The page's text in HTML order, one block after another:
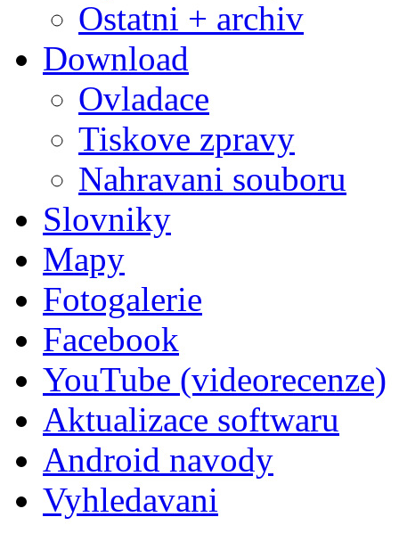
Ostatni + archiv
Download
Ovladace
Tiskove zpravy
Nahravani souboru
Slovniky
Mapy
Fotogalerie
Facebook
YouTube (videorecenze)
Aktualizace softwaru
Android navody
Vyhledavani